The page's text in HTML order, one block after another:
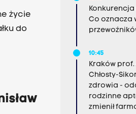
życie
do
Co oznacza
10:45
Kraków prof.
Chłosty-
zdrowia -
rodzinne
zmienił